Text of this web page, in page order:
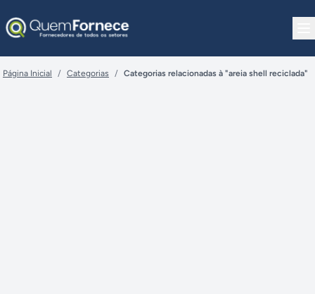
Página Inicial / Categorias / Categorias relacionadas à "areia shell reciclada"